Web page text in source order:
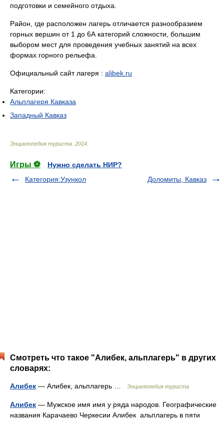
подготовки и семейного отдыха.
Район, где расположен лагерь отличается разнообразием
горных вершин от 1 до 6А категорий сложности, большим
выбором мест для проведения учебных занятий на всех
формах горного рельефа.
Официальный сайт лагеря : alibek.ru
Категории:
Альплагеря Кавказа
Западный Кавказ
Энциклопедия туриста 2014
Игры ⚽
Нужно сделать НИР?
Категория:Узункол
Доломиты, Кавказ
Смотреть что такое "Алибек, альплагерь" в других
словарях:
Алибек — Алибек, альплагерь … Энциклопедия туриста
Алибек — Мужское имя имя у ряда народов. Географические
названия Карачаево Черкесии Алибек альплагерь в пяти